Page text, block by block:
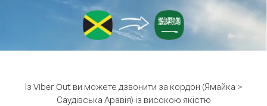
Із Viber Out ви можете дзвонити за кордон (Ямайка >
Саудівська Аравія) із високою якістю